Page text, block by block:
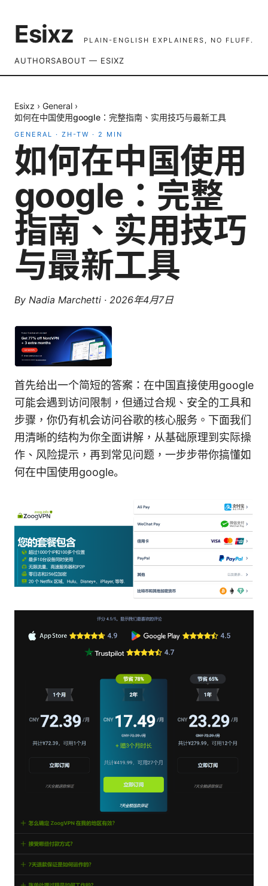
Esixz PLAIN-ENGLISH EXPLAINERS, NO FLUFF.
AUTHORSABOUT — ESIXZ
Esixz › General ›
如何在中国使用google：完整指南、实用技巧与最新工具
GENERAL · ZH-TW · 2 MIN
如何在中国使用
google：完整
指南、实用技巧
与最新工具
By Nadia Marchetti · 2026年4月7日
首先给出一个简短的答案：在中国直接使用google
可能会遇到访问限制，但通过合规、安全的工具和
步骤，你仍有机会访问谷歌的核心服务。下面我们
用清晰的结构为你全面讲解，从基础原理到实际操
作、风险提示，再到常见问题，一步步带你搞懂如
何在中国使用google。